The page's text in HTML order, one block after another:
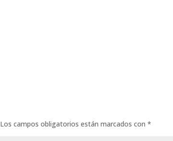
Los campos obligatorios están marcados con*